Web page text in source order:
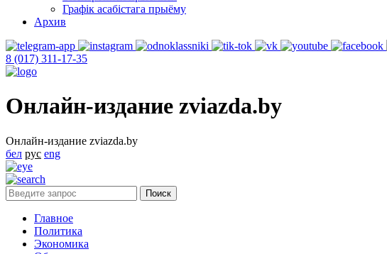
Графік асабістага прыёму
Архив
8 (017) 311-17-35
Онлайн-издание zviazda.by
Онлайн-издание zviazda.by
бел рус eng
Главное
Политика
Экономика